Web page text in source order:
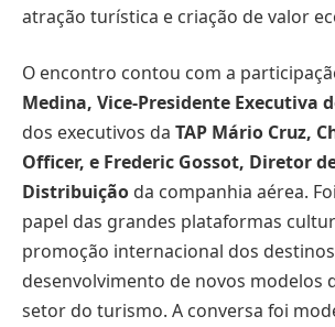
atração turística e criação de valor
O encontro contou com a
Medina, Vice-Presidente Executiva
dos executivos da TAP Mário Cruz,
Officer, e Frederic Gossot, Diretor
Distribuição da companhia aérea.
papel das grandes plataformas
promoção internacional dos
desenvolvimento de novos modelos
setor do turismo. A conversa foi